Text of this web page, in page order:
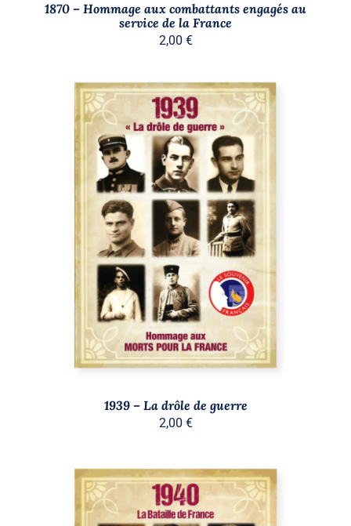
1870 – Hommage aux combattants engagés au
service de la France
2,00 €
AJOUTER AU PANIER
/
DÉTAILS
1939 – La drôle de guerre
2,00 €